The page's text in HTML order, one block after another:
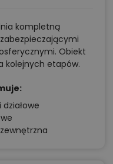
domu według
wymiary
NAPISZ
kompletną
Obiekt
kolejnych etapów.